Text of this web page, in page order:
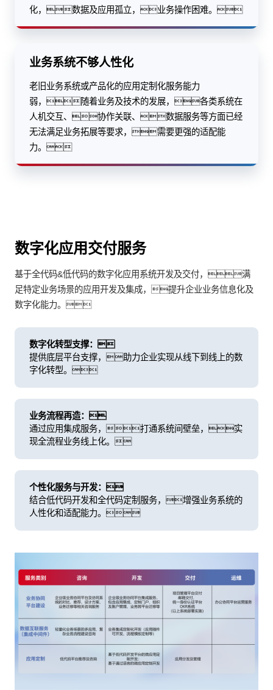
化，数据及应用孤立，业务操作困难。
业务系统不够人性化
老旧业务系统或产品化的应用定制化服务能力
弱，随着业务及技术的发展，各类系统在
人机交互、协作关联、数据服务等方面已经
无法满足业务拓展等要求，需要更强的适配能
力。
数字化应用交付服务
基于全代码&低代码的数字化应用系统开发及交付，满
足特定业务场景的应用开发及集成，提升企业业务信息化及
数字化能力。
数字化转型支撑：
提供底层平台支撑，助力企业实现从线下到线上的数
字化转型。
业务流程再造：
通过应用集成服务，打通系统间壁垒，实
现全流程业务线上化。
个性化服务与开发：
结合低代码开发和全代码定制服务，增强业务系统的
人性化和适配能力。